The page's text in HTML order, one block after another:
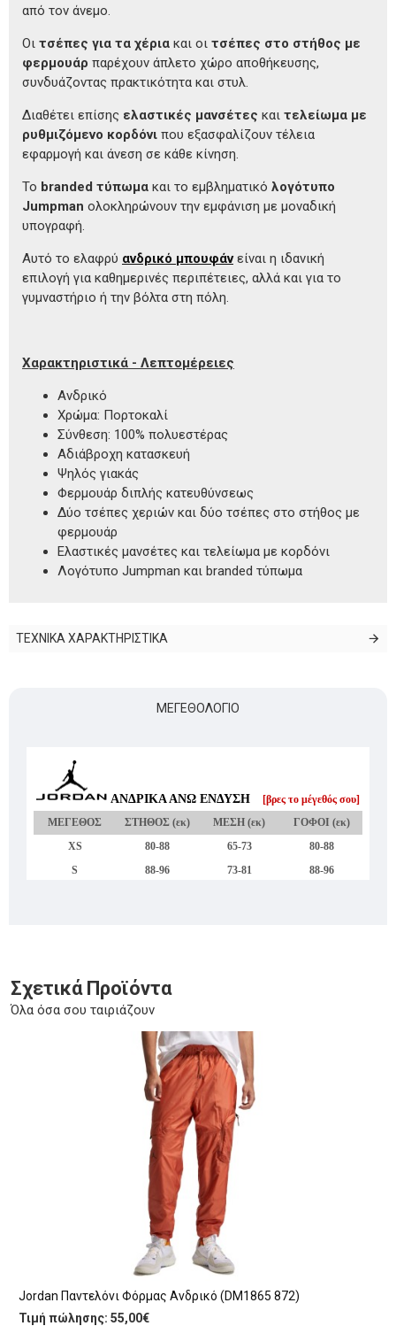
από τον άνεμο.
Οι τσέπες για τα χέρια και οι τσέπες στο στήθος με
φερμουάρ παρέχουν άπλετο χώρο αποθήκευσης,
συνδυάζοντας πρακτικότητα και στυλ.
Διαθέτει επίσης ελαστικές μανσέτες και τελείωμα με
ρυθμιζόμενο κορδόνι που εξασφαλίζουν τέλεια
εφαρμογή και άνεση σε κάθε κίνηση.
Το branded τύπωμα και το εμβληματικό λογότυπο
Jumpman ολοκληρώνουν την εμφάνιση με μοναδική
υπογραφή.
Αυτό το ελαφρύ ανδρικό μπουφάνείναι η ιδανική
επιλογή για καθημερινές περιπέτειες, αλλά και για το
γυμναστήριο ή την βόλτα στη πόλη.
Χαρακτηριστικά - Λεπτομέρειες
Ανδρικό
Χρώμα: Πορτοκαλί
Σύνθεση: 100% πολυεστέρας
Αδιάβροχη κατασκευή
Ψηλός γιακάς
Φερμουάρ διπλής κατευθύνσεως
Δύο τσέπες χεριών και δύο τσέπες στο στήθος με
φερμουάρ
Ελαστικές μανσέτες και τελείωμα με κορδόνι
Λογότυπο Jumpman και branded τύπωμα
ΤΕΧΝΙΚΑ ΧΑΡΑΚΤΗΡΙΣΤΙΚΑ
ΜΕΓΕΘΟΛΌΓΙΟ
Σχετικά Προϊόντα
Όλα όσα σου ταιριάζουν
Jordan Παντελόνι Φόρμας Ανδρικό (DM1865 872)
Τιμή πώλησης: 55,00€